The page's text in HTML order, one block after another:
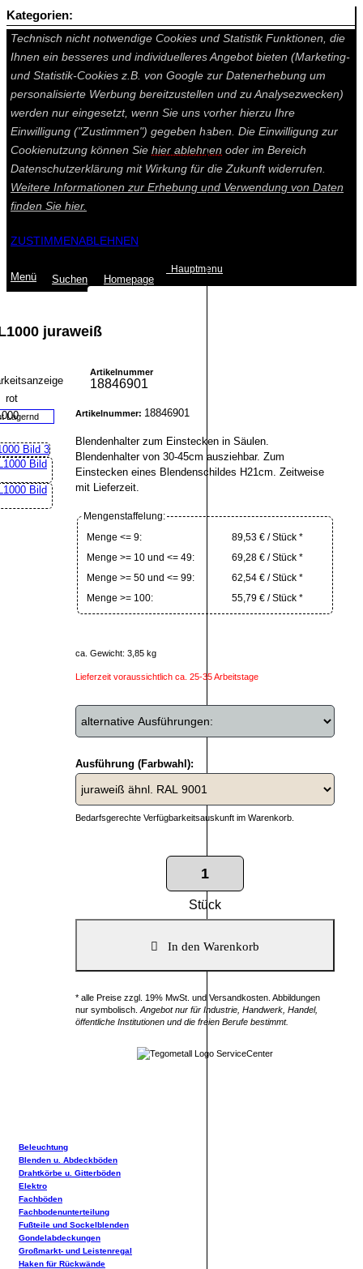
Auf dieser Seite werden technisch notwendige Cookies gesetzt.
Technisch nicht notwendige Cookies und Statistik Funktionen, die
Ihnen ein besseres und individuelleres Angebot bieten (Marketing-
und Statistik-Cookies z.B. von Google zur Datenerhebung um
personalisierte Werbung bereitzustellen und zu Analysezwecken)
werden nur eingesetzt, wenn Sie uns vorher hierzu Ihre
Einwilligung ("Zustimmen") gegeben haben. Die Einwilligung zur
Cookienutzung können Sie hier ablehnen oder im Bereich
Datenschutzerklärung mit Wirkung für die Zukunft widerrufen.
Weitere Informationen zur Erhebung und Verwendung von Daten
finden Sie hier.
ZUSTIMMENABLEHNEN
Menü Suchen Homepage
Hauptmenu
juraweiß
Lagernd
Artikelnummer
18846901
Artikelnummer: 18846901
Blendenhalter zum Einstecken in Säulen.
Blendenhalter von 30-45cm ausziehbar. Zum
Einstecken eines Blendenschildes H21cm. Zeitweise
mit Lieferzeit.
Mengenstaffelung:
Menge <= 9:
89,53 € / Stück *
Menge >= 10 und <= 49:
69,28 € / Stück *
Menge >= 50 und <= 99:
62,54 € / Stück *
Menge >= 100:
55,79 € / Stück *
ca. Gewicht: 3,85 kg
Lieferzeit voraussichtlich ca. 25-35 Arbeitstage
Ausführung (Farbwahl):
Bedarfsgerechte Verfügbarkeitsauskunft im Warenkorb.
Stück
* alle Preise zzgl. 19% MwSt. und Versandkosten. Abbildungen
nur symbolisch. Angebot nur für Industrie, Handwerk, Handel,
öffentliche Institutionen und die freien Berufe bestimmt.
Kategorien:
Beleuchtung
Blenden u. Abdeckböden
Drahtkörbe u. Gitterböden
Elektro
Fachböden
Fachbodenunterteilung
Fußteile und Sockelblenden
Gondelabdeckungen
Großmarkt- und Leistenregal
Haken für Rückwände